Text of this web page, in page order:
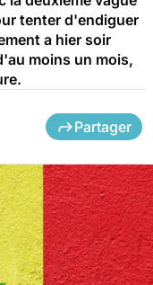
tenter d'endiguer
a hier soir
moins un mois,
Partager